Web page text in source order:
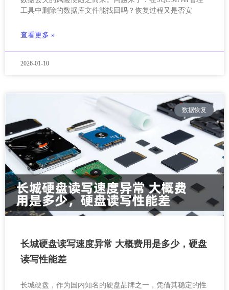
工具中删除的数据库文件能找回吗？恢复过程又是否安
查看更多 »
2026-01-10
数据恢复
长城硬盘读写速度异常 大概费用是多少，硬盘
读写性能差
长城硬盘，作为国内知名的硬盘品牌之一，凭借其稳定的性